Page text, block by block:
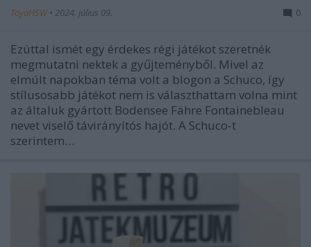
ToyaHSW • 2024. július 09. 0
Ezúttal ismét egy érdekes régi játékot szeretnék
megmutatni nektek a gyűjteményből. Mivel az
elmúlt napokban téma volt a blogon a Schuco, így
stílusosabb játékot nem is választhattam volna mint
az általuk gyártott Bodensee Fähre Fontainebleau
nevet viselő távirányítós hajót. A Schuco-t
szerintem…